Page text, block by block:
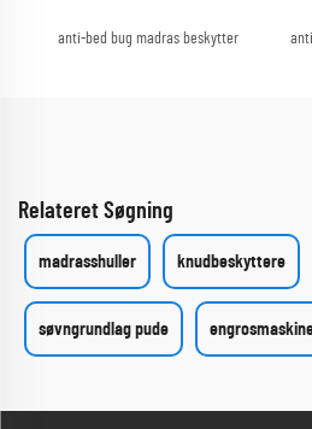
anti-bed bug madras beskytter
Relateret Søgning
madrasshuller knudbeskyttere
søvngrundlag pude